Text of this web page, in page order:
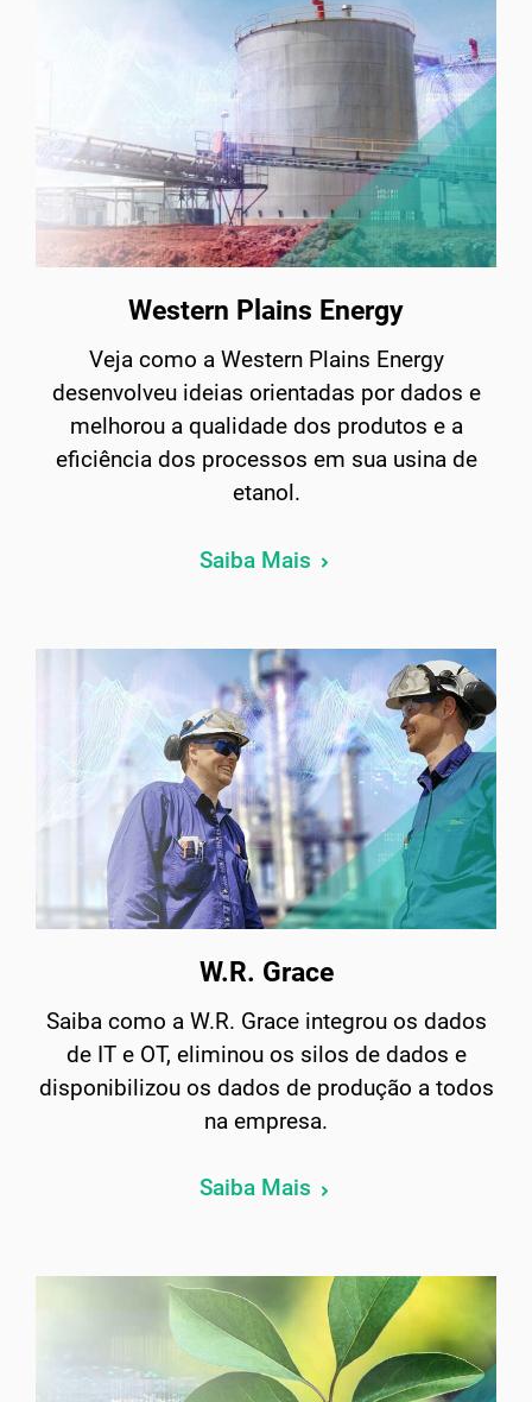
Western Plains Energy
Veja como a Western Plains Energy
desenvolveu ideias orientadas por dados e
melhorou a qualidade dos produtos e a
eficiência dos processos em sua usina de
etanol.
Saiba Mais
W.R. Grace
Saiba como a W.R. Grace integrou os dados
de IT e OT, eliminou os silos de dados e
disponibilizou os dados de produção a todos
na empresa.
Saiba Mais